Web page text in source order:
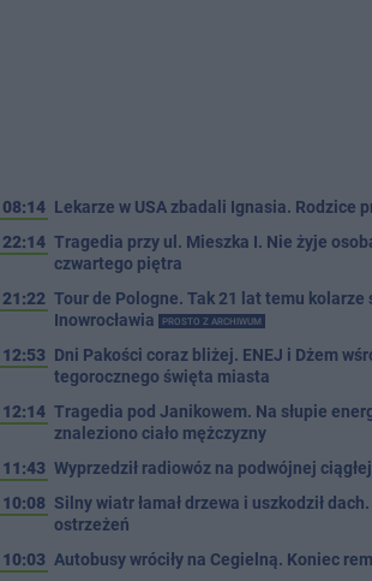
08:14 Lekarze w USA zbadali Ignasia. Rodzice
22:14 Tragedia przy ul. Mieszka I. Nie żyje
czwartego piętra
21:22 Tour de Pologne. Tak 21 lat temu kolarze
Inowrocławia
PROSTO Z ARCHIWUM
12:53 Dni Pakości coraz bliżej. ENEJ i Dżem
tegorocznego święta miasta
12:14 Tragedia pod Janikowem. Na słupie
znaleziono ciało mężczyzny
11:43 Wyprzedził radiowóz na podwójnej
10:08 Silny wiatr łamał drzewa i uszkodził
ostrzeżeń
10:03 Autobusy wróciły na Cegielną. Koniec